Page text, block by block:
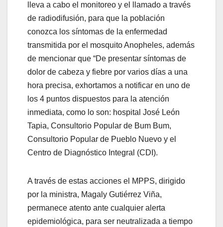
lleva a cabo el monitoreo y el llamado a través
de radiodifusión, para que la población
conozca los síntomas de la enfermedad
transmitida por el mosquito Anopheles, además
de mencionar que “De presentar síntomas de
dolor de cabeza y fiebre por varios días a una
hora precisa, exhortamos a notificar en uno de
los 4 puntos dispuestos para la atención
inmediata, como lo son: hospital José León
Tapia, Consultorio Popular de Bum Bum,
Consultorio Popular de Pueblo Nuevo y el
Centro de Diagnóstico Integral (CDI).
A través de estas acciones el MPPS, dirigido
por la ministra, Magaly Gutiérrez Viña,
permanece atento ante cualquier alerta
epidemiológica, para ser neutralizada a tiempo